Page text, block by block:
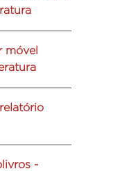
móvel
-